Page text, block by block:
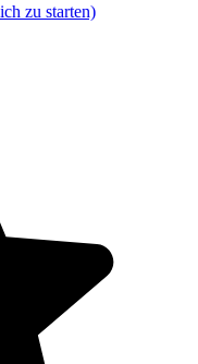
zu starten)